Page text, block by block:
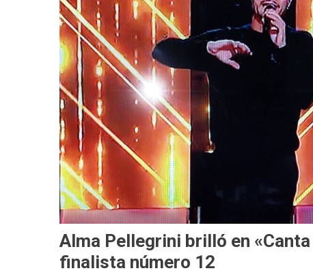
Alma Pellegrini brilló en
finalista número 12